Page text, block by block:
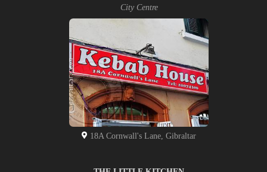
City Centre
18A Cornwall's Lane, Gibraltar